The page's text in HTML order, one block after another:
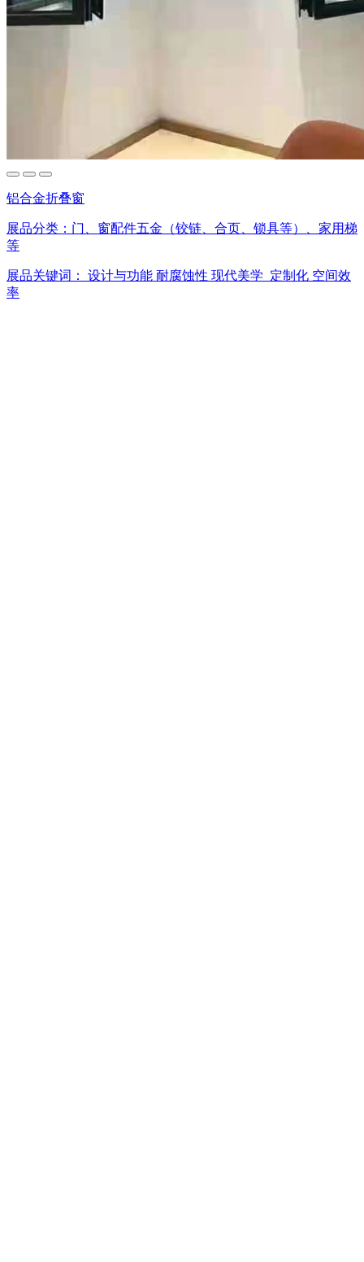
铝合金折叠窗
展品分类： 门、窗配件五金（铰链、合页、锁具等）、家用梯
等
展品关键词： 设计与功能 耐腐蚀性 现代美学 定制化 空间效
率